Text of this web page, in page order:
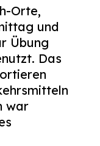
Orte,
und
Übung
Das
war